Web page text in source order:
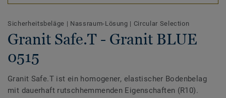
Sicherheitsbeläge | Nassraum-Lösung | Circular Selection
Granit Safe.T - Granit BLUE
0515
Granit Safe.T ist ein homogener, elastischer Bodenbelag
mit dauerhaft rutschhemmenden Eigenschaften (R10).